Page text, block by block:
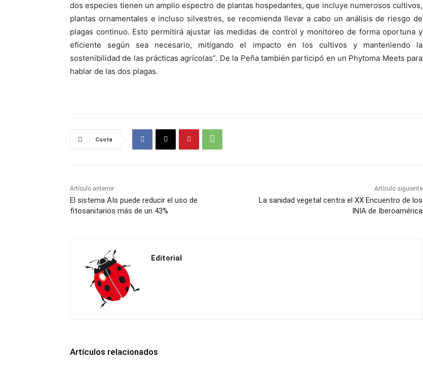
dos especies tienen un amplio espectro de plantas hospedantes, que incluye numerosos cultivos,
plantas ornamentales e incluso silvestres, se recomienda llevar a cabo un análisis de riesgo de
plagas continuo. Esto permitirá ajustar las medidas de control y monitoreo de forma oportuna y
eficiente según sea necesario, mitigando el impacto en los cultivos y manteniendo la
sostenibilidad de las prácticas agrícolas”. De la Peña también participó en un Phytoma Meets para
hablar de las dos plagas.
Cuota
Artículo anterior
El sistema AIs puede reducir el uso de
fitosanitarios más de un 43%
Artículo siguiente
La sanidad vegetal centra el XX Encuentro de los
INIA de Iberoamérica
Editorial
Artículos relacionados